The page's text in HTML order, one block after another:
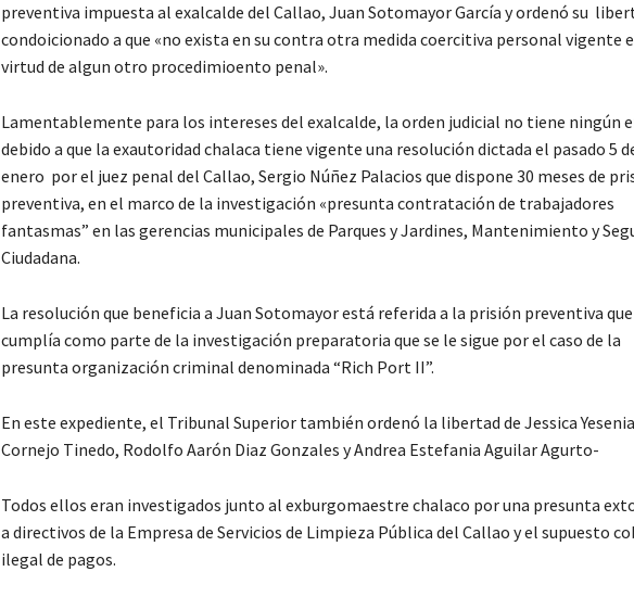
preventiva impuesta al exalcalde del Callao, Juan Sotomayor García y ordenó su
condoicionado a que «no exista en su contra otra medida coercitiva personal vigente
virtud de algun otro procedimioento penal».
Lamentablemente para los intereses del exalcalde, la orden judicial no tiene ningún
debido a que la exautoridad chalaca tiene vigente una resolución dictada el pasado 5
enero por el juez penal del Callao, Sergio Núñez Palacios que dispone 30 meses de
preventiva, en el marco de la investigación «presunta contratación de trabajadores
fantasmas” en las gerencias municipales de Parques y Jardines, Mantenimiento y
Ciudadana.
La resolución que beneficia a Juan Sotomayor está referida a la prisión preventiva que
cumplía como parte de la investigación preparatoria que se le sigue por el caso de la
presunta organización criminal denominada “Rich Port II”.
En este expediente, el Tribunal Superior también ordenó la libertad de Jessica Yesenia
Cornejo Tinedo, Rodolfo Aarón Diaz Gonzales y Andrea Estefania Aguilar Agurto-
Todos ellos eran investigados junto al exburgomaestre chalaco por una presunta
a directivos de la Empresa de Servicios de Limpieza Pública del Callao y el supuesto
ilegal de pagos.